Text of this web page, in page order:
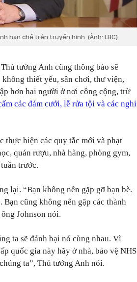
hạn chế trên truyền hình. (Ảnh: LBC)
tướng Anh cũng thông báo sẽ
không thiết yếu, sân chơi, thư viện,
hơn hai người ở nơi công cộng, trừ
các đám cưới, lễ rửa tội và các nghi
thực hiện các quy tắc mới và phạt
quán rượu, nhà hàng, phòng gym,
trước.
lại. “Bạn không nên gặp gỡ bạn bè.
Bạn cũng không nên gặp các thành
ông Johnson nói.
ta sẽ đánh bại nó cùng nhau. Vì
quốc gia này hãy ở nhà, bảo vệ NHS
ta”, Thủ tướng Anh nói.